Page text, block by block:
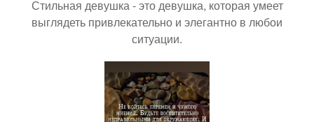
Стильная девушка - это девушка, которая умеет
выглядеть привлекательно и элегантно в любои
ситуации.